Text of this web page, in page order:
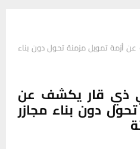
تمويل مزمنة تحول دون بناء
ذي قار يكشف عن
دون بناء مجازر